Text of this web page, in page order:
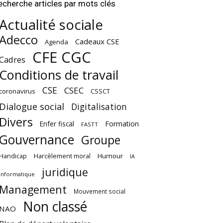
articles par mots clés
sociale
Agenda Cadeaux CSE
CFE CGC
de travail
CSE CSEC CSSCT
social Digitalisation
Enfer fiscal FASTT Formation
Groupe
Harcèlement moral Humour IA
juridique
Mouvement social
Non classé